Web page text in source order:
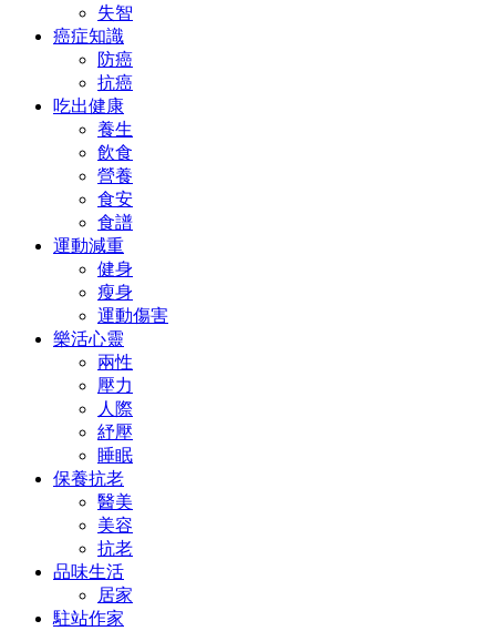
失智
癌症知識
防癌
抗癌
吃出健康
養生
飲食
營養
食安
食譜
運動減重
健身
瘦身
運動傷害
樂活心靈
兩性
壓力
人際
紓壓
睡眠
保養抗老
醫美
美容
抗老
品味生活
居家
駐站作家